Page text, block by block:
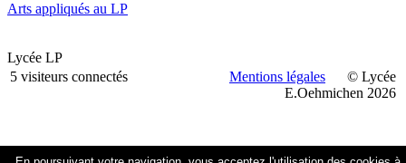
Arts appliqués au LP
Lycée LP
5 visiteurs connectés
Mentions légales © Lycée
E.Oehmichen 2026